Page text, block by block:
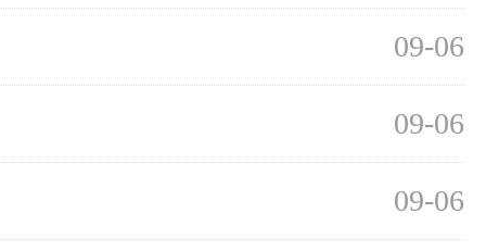
09-06
09-06
09-06